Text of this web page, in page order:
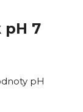
pH 7
pH